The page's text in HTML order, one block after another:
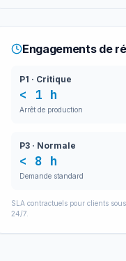
Engagements de
P1 · Critique
< 1 h
Arrêt de production
P3 · Normale
< 8 h
Demande standard
SLA contractuels pour clients
24/7.